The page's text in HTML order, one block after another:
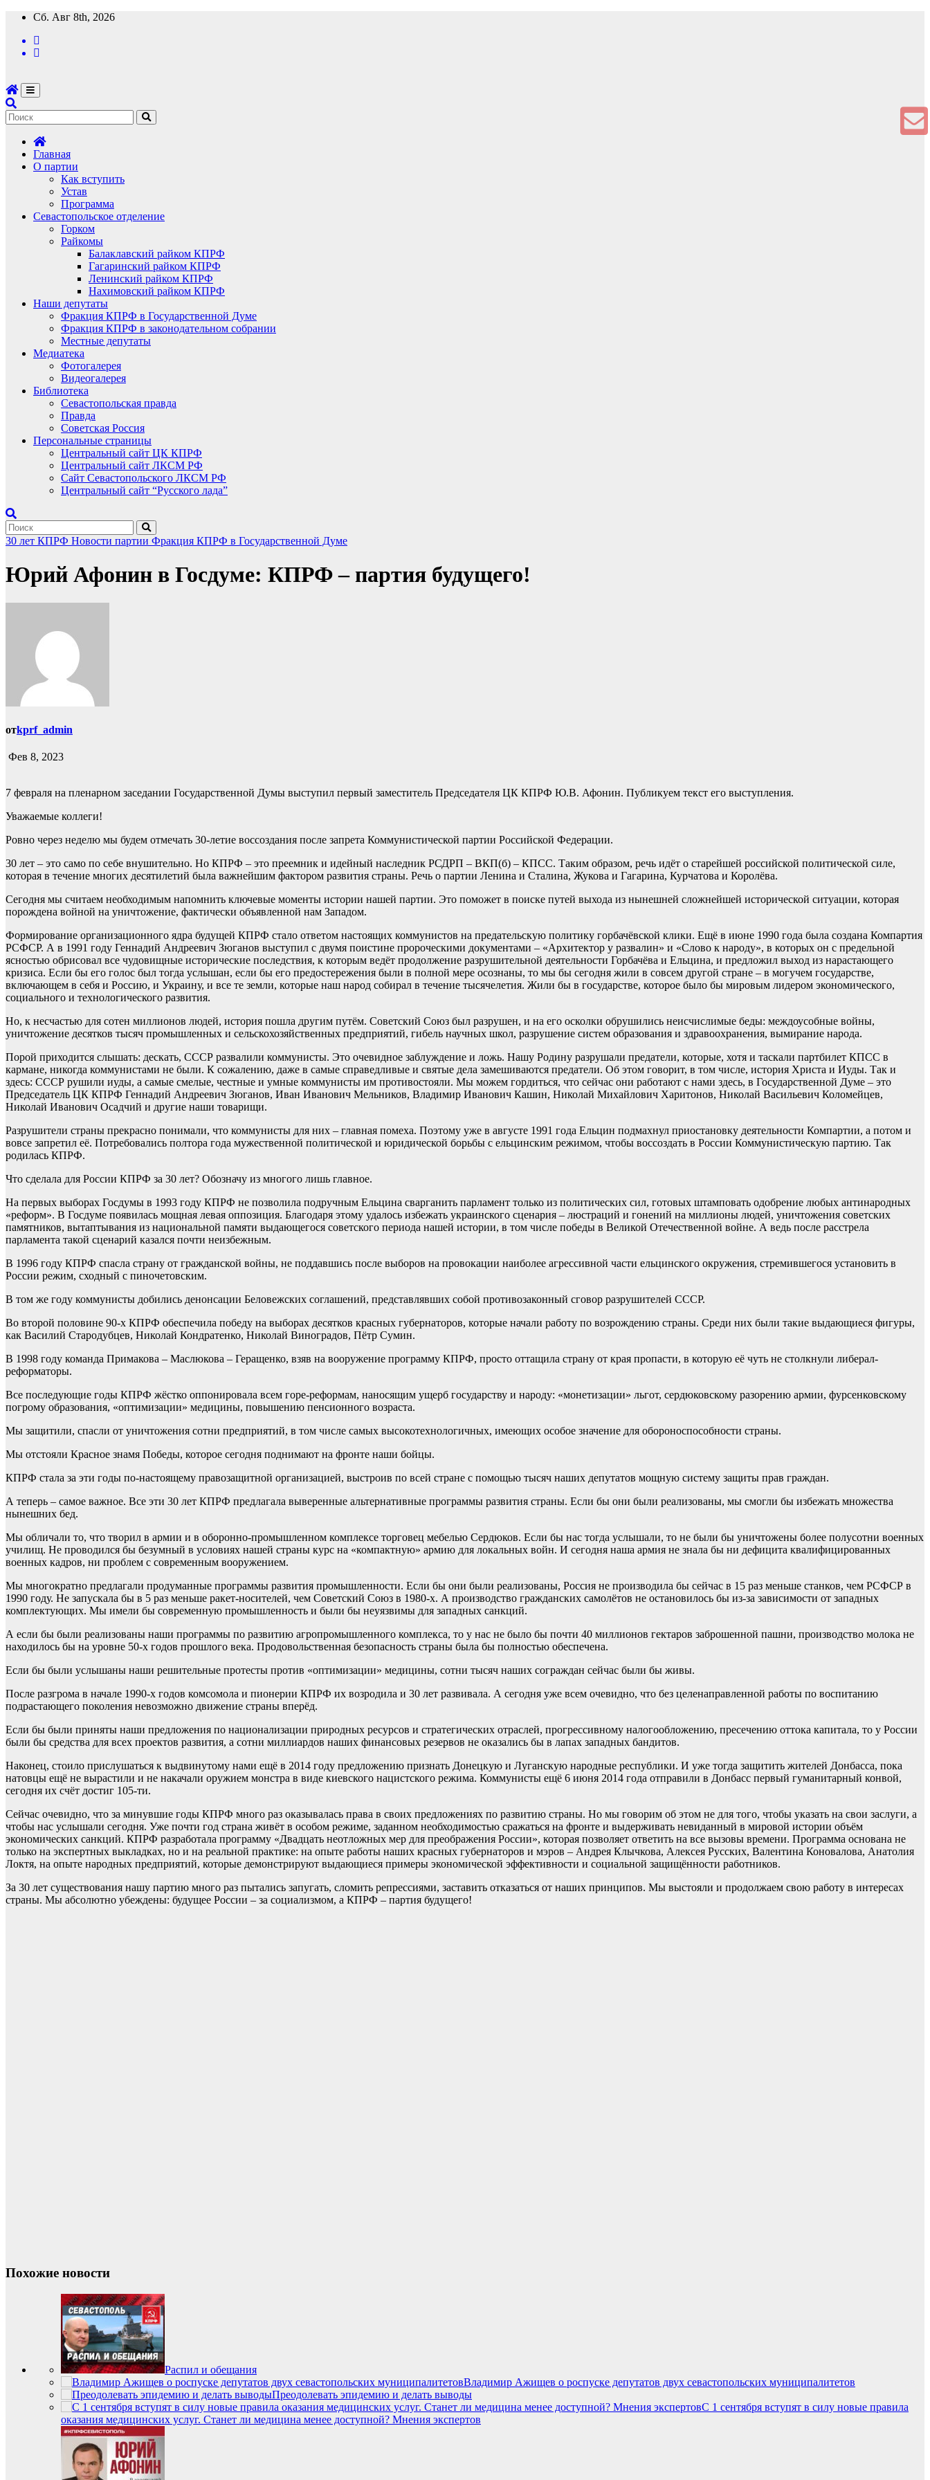
Перейти
содержимому
Сб. Авг 8th, 2026
Главная
О партии
Как вступить
Устав
Программа
Севастопольское отделение
Горком
Райкомы
Балаклавский райком КПРФ
Гагаринский райком КПРФ
Ленинский райком КПРФ
Нахимовский райком КПРФ
Наши депутаты
Фракция КПРФ в Государственной Думе
Фракция КПРФ в законодательном собрании
Местные депутаты
Медиатека
Фотогалерея
Видеогалерея
Библиотека
Севастопольская правда
Правда
Советская Россия
Персональные страницы
Центральный сайт ЦК КПРФ
Центральный сайт ЛКСМ РФ
Сайт Севастопольского ЛКСМ РФ
Центральный сайт “Русского лада”
30 лет КПРФ Новости партии Фракция КПРФ в Государственной Думе
Юрий Афонин в Госдуме: КПРФ – партия будущего!
отkprf_admin
Фев 8, 2023
7 февраля на пленарном заседании Государственной Думы выступил первый заместитель Председателя ЦК КПРФ Ю.В. Афонин. Публикуем текст его выступления.
Уважаемые коллеги!
Ровно через неделю мы будем отмечать 30-летие воссоздания после запрета Коммунистической партии Российской Федерации.
30 лет – это само по себе внушительно. Но КПРФ – это преемник и идейный наследник РСДРП – ВКП(б) – КПСС. Таким образом, речь идёт о старейшей российской политической силе,
которая в течение многих десятилетий была важнейшим фактором развития страны. Речь о партии Ленина и Сталина, Жукова и Гагарина, Курчатова и Королёва.
Сегодня мы считаем необходимым напомнить ключевые моменты истории нашей партии. Это поможет в поиске путей выхода из нынешней сложнейшей исторической ситуации, которая
порождена войной на уничтожение, фактически объявленной нам Западом.
Формирование организационного ядра будущей КПРФ стало ответом настоящих коммунистов на предательскую политику горбачёвской клики. Ещё в июне 1990 года была создана Компартия
РСФСР. А в 1991 году Геннадий Андреевич Зюганов выступил с двумя поистине пророческими документами – «Архитектор у развалин» и «Слово к народу», в которых он с предельной
ясностью обрисовал все чудовищные исторические последствия, к которым ведёт продолжение разрушительной деятельности Горбачёва и Ельцина, и предложил выход из нарастающего
кризиса. Если бы его голос был тогда услышан, если бы его предостережения были в полной мере осознаны, то мы бы сегодня жили в совсем другой стране – в могучем государстве,
включающем в себя и Россию, и Украину, и все те земли, которые наш народ собирал в течение тысячелетия. Жили бы в государстве, которое было бы мировым лидером экономического,
социального и технологического развития.
Но, к несчастью для сотен миллионов людей, история пошла другим путём. Советский Союз был разрушен, и на его осколки обрушились неисчислимые беды: междоусобные войны,
уничтожение десятков тысяч промышленных и сельскохозяйственных предприятий, гибель научных школ, разрушение систем образования и здравоохранения, вымирание народа.
Порой приходится слышать: дескать, СССР развалили коммунисты. Это очевидное заблуждение и ложь. Нашу Родину разрушали предатели, которые, хотя и таскали партбилет КПСС в
кармане, никогда коммунистами не были. К сожалению, даже в самые справедливые и святые дела замешиваются предатели. Об этом говорит, в том числе, история Христа и Иуды. Так и
здесь: СССР рушили иуды, а самые смелые, честные и умные коммунисты им противостояли. Мы можем гордиться, что сейчас они работают с нами здесь, в Государственной Думе – это
Председатель ЦК КПРФ Геннадий Андреевич Зюганов, Иван Иванович Мельников, Владимир Иванович Кашин, Николай Михайлович Харитонов, Николай Васильевич Коломейцев,
Николай Иванович Осадчий и другие наши товарищи.
Разрушители страны прекрасно понимали, что коммунисты для них – главная помеха. Поэтому уже в августе 1991 года Ельцин подмахнул приостановку деятельности Компартии, а потом и
вовсе запретил её. Потребовались полтора года мужественной политической и юридической борьбы с ельцинским режимом, чтобы воссоздать в России Коммунистическую партию. Так
родилась КПРФ.
Что сделала для России КПРФ за 30 лет? Обозначу из многого лишь главное.
На первых выборах Госдумы в 1993 году КПРФ не позволила подручным Ельцина сварганить парламент только из политических сил, готовых штамповать одобрение любых антинародных
«реформ». В Госдуме появилась мощная левая оппозиция. Благодаря этому удалось избежать украинского сценария – люстраций и гонений на миллионы людей, уничтожения советских
памятников, вытаптывания из национальной памяти выдающегося советского периода нашей истории, в том числе победы в Великой Отечественной войне. А ведь после расстрела
парламента такой сценарий казался почти неизбежным.
В 1996 году КПРФ спасла страну от гражданской войны, не поддавшись после выборов на провокации наиболее агрессивной части ельцинского окружения, стремившегося установить в
России режим, сходный с пиночетовским.
В том же году коммунисты добились денонсации Беловежских соглашений, представлявших собой противозаконный сговор разрушителей СССР.
Во второй половине 90-х КПРФ обеспечила победу на выборах десятков красных губернаторов, которые начали работу по возрождению страны. Среди них были такие выдающиеся фигуры,
как Василий Стародубцев, Николай Кондратенко, Николай Виноградов, Пётр Сумин.
В 1998 году команда Примакова – Маслюкова – Геращенко, взяв на вооружение программу КПРФ, просто оттащила страну от края пропасти, в которую её чуть не столкнули либерал-
реформаторы.
Все последующие годы КПРФ жёстко оппонировала всем горе-реформам, наносящим ущерб государству и народу: «монетизации» льгот, сердюковскому разорению армии, фурсенковскому
погрому образования, «оптимизации» медицины, повышению пенсионного возраста.
Мы защитили, спасли от уничтожения сотни предприятий, в том числе самых высокотехнологичных, имеющих особое значение для обороноспособности страны.
Мы отстояли Красное знамя Победы, которое сегодня поднимают на фронте наши бойцы.
КПРФ стала за эти годы по-настоящему правозащитной организацией, выстроив по всей стране с помощью тысяч наших депутатов мощную систему защиты прав граждан.
А теперь – самое важное. Все эти 30 лет КПРФ предлагала выверенные альтернативные программы развития страны. Если бы они были реализованы, мы смогли бы избежать множества
нынешних бед.
Мы обличали то, что творил в армии и в оборонно-промышленном комплексе торговец мебелью Сердюков. Если бы нас тогда услышали, то не были бы уничтожены более полусотни военных
училищ. Не проводился бы безумный в условиях нашей страны курс на «компактную» армию для локальных войн. И сегодня наша армия не знала бы ни дефицита квалифицированных
военных кадров, ни проблем с современным вооружением.
Мы многократно предлагали продуманные программы развития промышленности. Если бы они были реализованы, Россия не производила бы сейчас в 15 раз меньше станков, чем РСФСР в
1990 году. Не запускала бы в 5 раз меньше ракет-носителей, чем Советский Союз в 1980-х. А производство гражданских самолётов не остановилось бы из-за зависимости от западных
комплектующих. Мы имели бы современную промышленность и были бы неуязвимы для западных санкций.
А если бы были реализованы наши программы по развитию агропромышленного комплекса, то у нас не было бы почти 40 миллионов гектаров заброшенной пашни, производство молока не
находилось бы на уровне 50-х годов прошлого века. Продовольственная безопасность страны была бы полностью обеспечена.
Если бы были услышаны наши решительные протесты против «оптимизации» медицины, сотни тысяч наших сограждан сейчас были бы живы.
После разгрома в начале 1990-х годов комсомола и пионерии КПРФ их возродила и 30 лет развивала. А сегодня уже всем очевидно, что без целенаправленной работы по воспитанию
подрастающего поколения невозможно движение страны вперёд.
Если бы были приняты наши предложения по национализации природных ресурсов и стратегических отраслей, прогрессивному налогообложению, пресечению оттока капитала, то у России
были бы средства для всех проектов развития, а сотни миллиардов наших финансовых резервов не оказались бы в лапах западных бандитов.
Наконец, стоило прислушаться к выдвинутому нами ещё в 2014 году предложению признать Донецкую и Луганскую народные республики. И уже тогда защитить жителей Донбасса, пока
натовцы ещё не вырастили и не накачали оружием монстра в виде киевского нацистского режима. Коммунисты ещё 6 июня 2014 года отправили в Донбасс первый гуманитарный конвой,
сегодня их счёт достиг 105-ти.
Сейчас очевидно, что за минувшие годы КПРФ много раз оказывалась права в своих предложениях по развитию страны. Но мы говорим об этом не для того, чтобы указать на свои заслуги, а
чтобы нас услышали сегодня. Уже почти год страна живёт в особом режиме, заданном необходимостью сражаться на фронте и выдерживать невиданный в мировой истории объём
экономических санкций. КПРФ разработала программу «Двадцать неотложных мер для преображения России», которая позволяет ответить на все вызовы времени. Программа основана не
только на экспертных выкладках, но и на реальной практике: на опыте работы наших красных губернаторов и мэров – Андрея Клычкова, Алексея Русских, Валентина Коновалова, Анатолия
Локтя, на опыте народных предприятий, которые демонстрируют выдающиеся примеры экономической эффективности и социальной защищённости работников.
За 30 лет существования нашу партию много раз пытались запугать, сломить репрессиями, заставить отказаться от наших принципов. Мы выстояли и продолжаем свою работу в интересах
страны. Мы абсолютно убеждены: будущее России – за социализмом, а КПРФ – партия будущего!
Похожие новости
Распил и обещания
Владимир Ажищев о роспуске депутатов двух севастопольских муниципалитетов
Преодолевать эпидемию и делать выводы
С 1 сентября вступят в силу новые правила
оказания медицинских услуг. Станет ли медицина менее доступной? Мнения экспертов